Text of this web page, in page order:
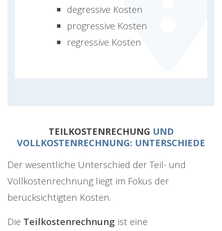
degressive Kosten
progressive Kosten
regressive Kosten
TEILKOSTENRECHUNG UND
VOLLKOSTENRECHNUNG: UNTERSCHIEDE
Der wesentliche Unterschied der Teil- und
Vollkostenrechnung liegt im Fokus der
berücksichtigten Kosten.
Die Teilkostenrechnung ist eine